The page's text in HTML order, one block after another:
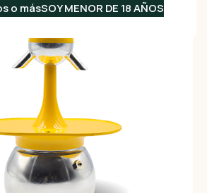
o másSOY MENOR DE 18 AÑOS